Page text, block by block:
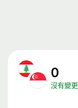
0
沒有變更